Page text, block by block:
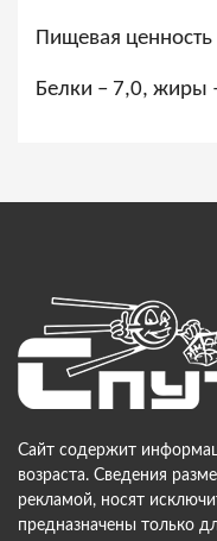
Пищевая ценность
Белки – 7,0, жиры
Сайт содержит
возраста. Сведения
рекламой, носят
предназначены только